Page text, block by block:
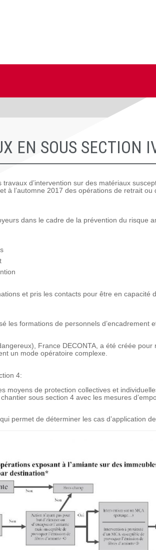
EN SOUS SECTION
d’intervention sur des matériaux
à l’automne 2017 des opérations de retrait ou
dans le cadre de la prévention du risque
et pris les contacts pour être en capacité
les formations de personnels d’encadrement
France DECONTA, a été créée pour
un mode opératoire complexe.
4:
moyens de protection collectives et
sous section 4 avec les mesures
permet de déterminer les cas d’application